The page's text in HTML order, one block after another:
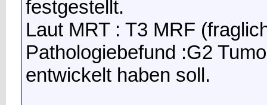
festgestellt.
Laut MRT : T3 MRF
Pathologiebefund :G2
entwickelt haben soll.